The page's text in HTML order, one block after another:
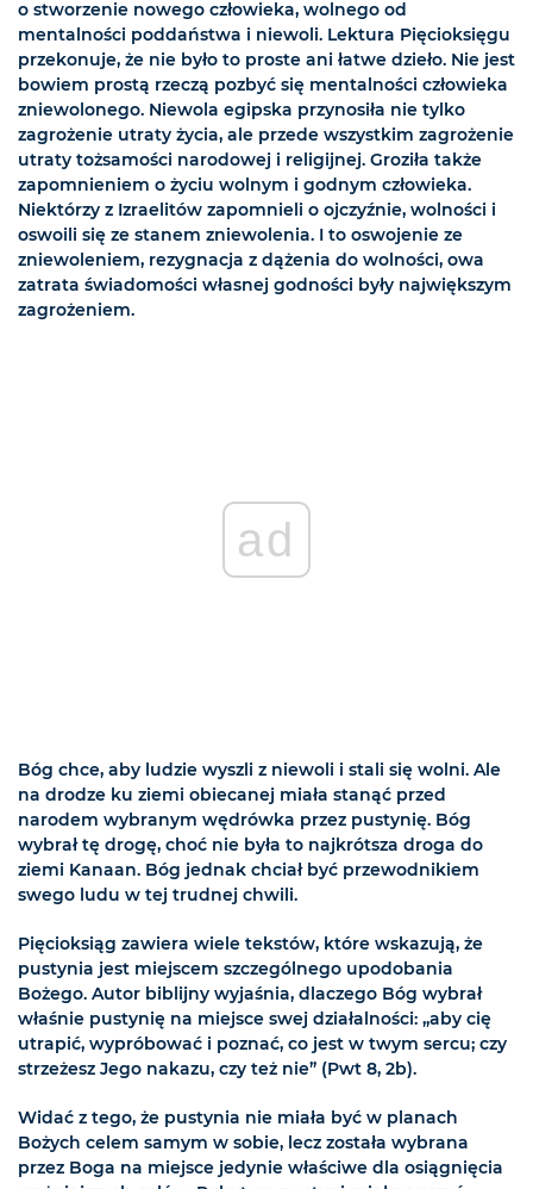
o stworzenie nowego człowieka, wolnego od
mentalności poddaństwa i niewoli. Lektura Pięcioksięgu
przekonuje, że nie było to proste ani łatwe dzieło. Nie jest
bowiem prostą rzeczą pozbyć się mentalności człowieka
zniewolonego. Niewola egipska przynosiła nie tylko
zagrożenie utraty życia, ale przede wszystkim zagrożenie
utraty tożsamości narodowej i religijnej. Groziła także
zapomnieniem o życiu wolnym i godnym człowieka.
Niektórzy z Izraelitów zapomnieli o ojczyźnie, wolności i
oswoili się ze stanem zniewolenia. I to oswojenie ze
zniewoleniem, rezygnacja z dążenia do wolności, owa
zatrata świadomości własnej godności były największym
zagrożeniem.
ad
Bóg chce, aby ludzie wyszli z niewoli i stali się wolni. Ale
na drodze ku ziemi obiecanej miała stanąć przed
narodem wybranym wędrówka przez pustynię. Bóg
wybrał tę drogę, choć nie była to najkrótsza droga do
ziemi Kanaan. Bóg jednak chciał być przewodnikiem
swego ludu w tej trudnej chwili.
Pięcioksiąg zawiera wiele tekstów, które wskazują, że
pustynia jest miejscem szczególnego upodobania
Bożego. Autor biblijny wyjaśnia, dlaczego Bóg wybrał
właśnie pustynię na miejsce swej działalności: „aby cię
utrapić, wypróbować i poznać, co jest w twym sercu; czy
strzeżesz Jego nakazu, czy też nie” (Pwt 8, 2b).
Widać z tego, że pustynia nie miała być w planach
Bożych celem samym w sobie, lecz została wybrana
przez Boga na miejsce jedynie właściwe dla osiągnięcia